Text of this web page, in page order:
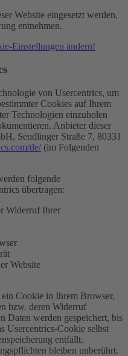
Website eingesetzt werden,
entnehmen.
Einstellungen ändern!
von Usercentrics, um
Cookies auf Ihrem
Technologien einzuholen
Anbieter dieser
Sendlinger Straße 7, 80331
de/ (im Folgenden
folgende
übertragen:
Widerruf Ihrer
Website
ein Cookie in Ihrem Browser,
bzw. deren Widerruf
Daten werden gespeichert, bis
Usercentrics-Cookie selbst
entfällt.
bleiben unberührt.